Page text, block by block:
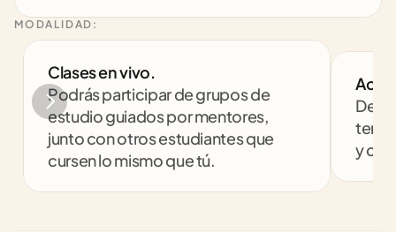
MODALIDAD:
Clases en vivo.
Podrás participar de grupos de
estudio guiados por mentores,
junto con otros estudiantes que
cursen lo mismo que tú.
y